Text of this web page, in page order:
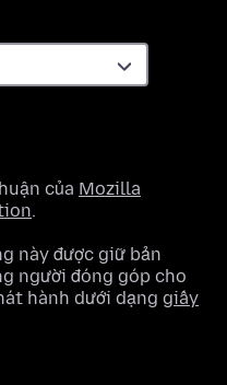
của Mozilla
.
này được giữ bản
người đóng góp cho
hành dưới dạng giấy